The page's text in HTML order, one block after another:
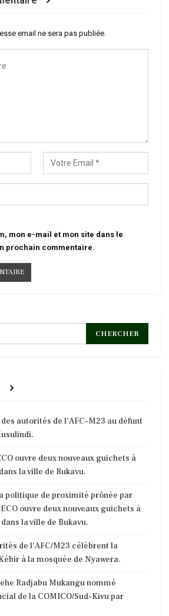
email ne sera pas publiée.
mon e-mail et mon site dans le
prochain commentaire.
autorités de l’AFC-M23 au défunt
ouvre deux nouveaux guichets à
la ville de Bukavu.
politique de proximité prônée par
ouvre deux nouveaux guichets à
la ville de Bukavu.
de l’AFC/M23 célèbrent la
à la mosquée de Nyawera.
Radjabu Mukangu nommé
de la COMICO/Sud-Kivu par